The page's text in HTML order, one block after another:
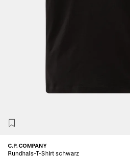
C.P. COMPANY
Rundhals-T-Shirt schwarz